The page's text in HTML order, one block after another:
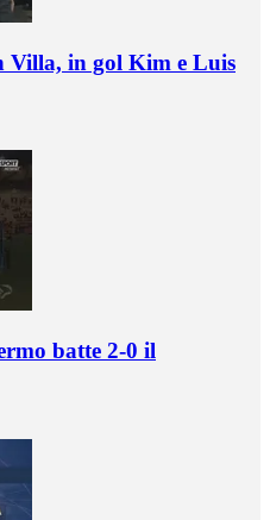
Villa, in gol Kim e Luis
batte 2-0 il